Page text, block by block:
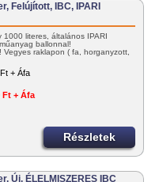
Felújított, IBC, IPARI
1000 literes, általános IPARI
ballonnal!
Vegyes raklapon ( fa, horganyzott,
+ Áfa
Ft + Áfa
Részletek
Új, ÉLELMISZERES IBC